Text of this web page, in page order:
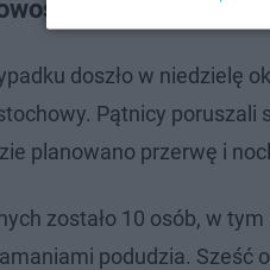
Grobla w
doszło w niedzielę
Pątnicy
planowano przerwę i
zostało 10 osób, w
podudzia.